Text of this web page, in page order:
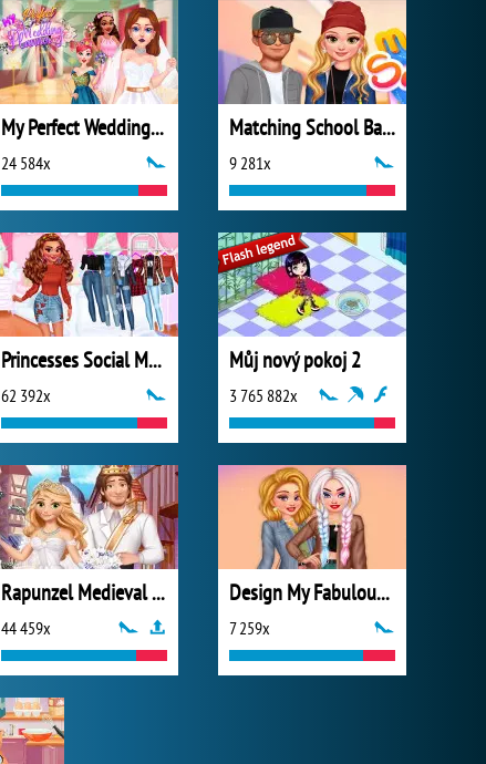
My Perfect Wedding Planner
24 584x
Matching School Bags
9 281x
Princesses Social Media Stars
62 392x
Můj nový pokoj 2
3 765 882x
Rapunzel Medieval Wedding
44 459x
Design My Fabulous Ripped Jeans
7 259x